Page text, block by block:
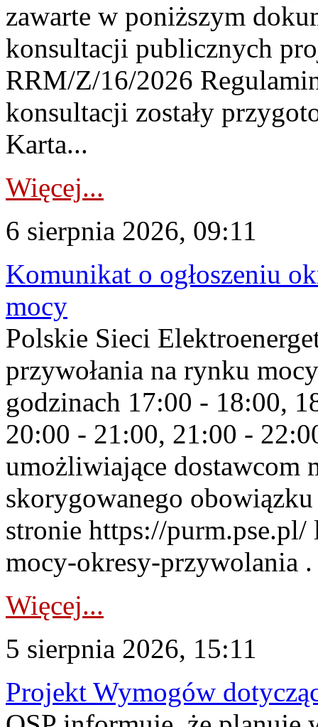
zawarte w poniższym
konsultacji publicznych
RRM/Z/16/2026
konsultacji zostały
Karta...
Więcej...
6 sierpnia 2026, 09:11
Komunikat o ogłoszeniu
mocy
Polskie Sieci
przywołania na rynku
godzinach 17:00 - 18:00,
20:00 - 21:00, 21:00 -
umożliwiające dostawcom
skorygowanego
stronie https://
mocy-okresy-przywolania
Więcej...
5 sierpnia 2026, 15:11
Projekt Wymogów